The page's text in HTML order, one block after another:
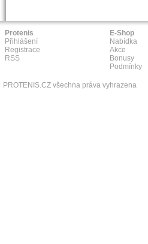
Protenis
Přihlášení
Registrace
RSS
E-Shop
Nabídka
Akce
Bonusy
Podmínky
PROTENIS.CZ všechna práva vyhrazena